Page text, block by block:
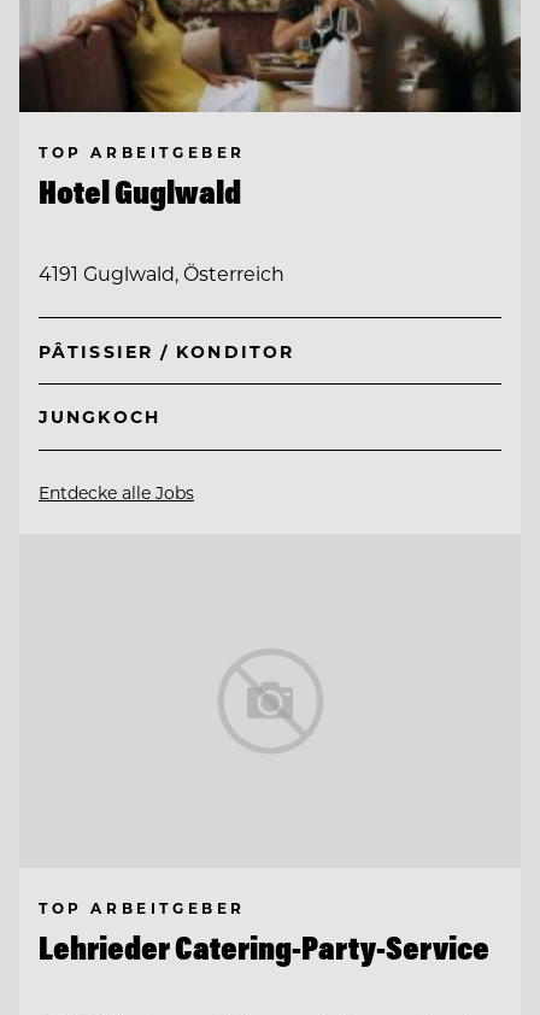
TOP ARBEITGEBER
Hotel Guglwald
4191 Guglwald, Österreich
PÂTISSIER / KONDITOR
JUNGKOCH
Entdecke alle Jobs
TOP ARBEITGEBER
Lehrieder Catering-Party-Service